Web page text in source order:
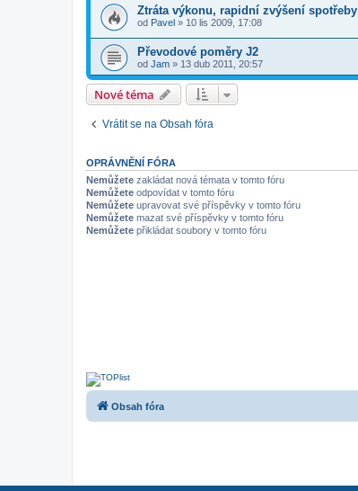
Ztráta výkonu, rapidní zvýšení spotřeby
od Pavel » 10 lis 2009, 17:08
Převodové poměry J2
od Jam » 13 dub 2011, 20:57
Nové téma
Vrátit se na Obsah fóra
OPRÁVNĚNÍ FÓRA
Nemůžete zakládat nová témata v tomto fóru
Nemůžete odpovídat v tomto fóru
Nemůžete upravovat své příspěvky v tomto fóru
Nemůžete mazat své příspěvky v tomto fóru
Nemůžete přikládat soubory v tomto fóru
Obsah fóra